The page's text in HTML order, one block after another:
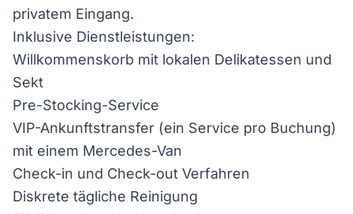
privatem Eingang.
Inklusive Dienstleistungen:
Willkommenskorb mit lokalen Delikatessen und
Sekt
Pre-Stocking-Service
VIP-Ankunftstransfer (ein Service pro Buchung)
mit einem Mercedes-Van
Check-in und Check-out Verfahren
Diskrete tägliche Reinigung